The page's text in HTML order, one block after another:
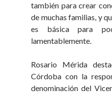
también para crear
de muchas familias, y
es básica para
lamentablemente.
Rosario Mérida
Córdoba con la
denominación del